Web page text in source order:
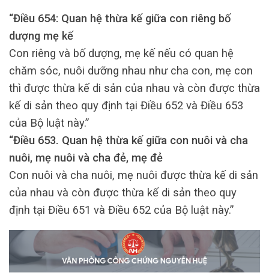
“Điều 654: Quan hệ thừa kế giữa con riêng bố
dượng mẹ kế
Con riêng và bố dượng, mẹ kế nếu có quan hệ
chăm sóc, nuôi dưỡng nhau như cha con, mẹ con
thì được thừa kế di sản của nhau và còn được thừa
kế di sản theo quy định tại Điều 652 và Điều 653
của Bộ luật này.”
“Điều 653. Quan hệ thừa kế giữa con nuôi và cha
nuôi, mẹ nuôi và cha đẻ, mẹ đẻ
Con nuôi và cha nuôi, mẹ nuôi được thừa kế di sản
của nhau và còn được thừa kế di sản theo quy
định tại Điều 651 và Điều 652 của Bộ luật này.”